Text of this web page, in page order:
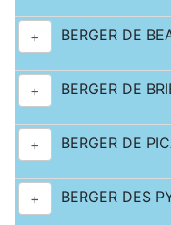
+ BERGER DE
+ BERGER DE
+ BERGER DE
+ BERGER DES